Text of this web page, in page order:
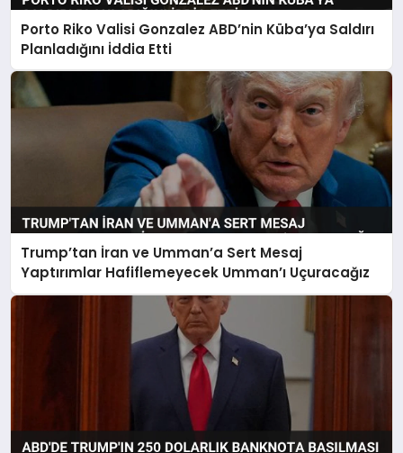
Porto Riko Valisi Gonzalez ABD’nin Küba’ya Saldırı
Planladığını İddia Etti
Trump’tan İran ve Umman’a Sert Mesaj
Yaptırımlar Hafiflemeyecek Umman’ı Uçuracağız